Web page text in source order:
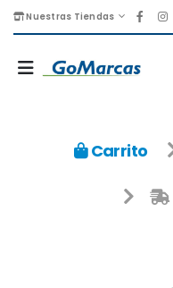
Nuestras Tiendas
Carrito